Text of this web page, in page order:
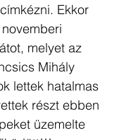
Ekkor
melyet az
Mihály
lettek hatalmas
részt ebben
üzemelte